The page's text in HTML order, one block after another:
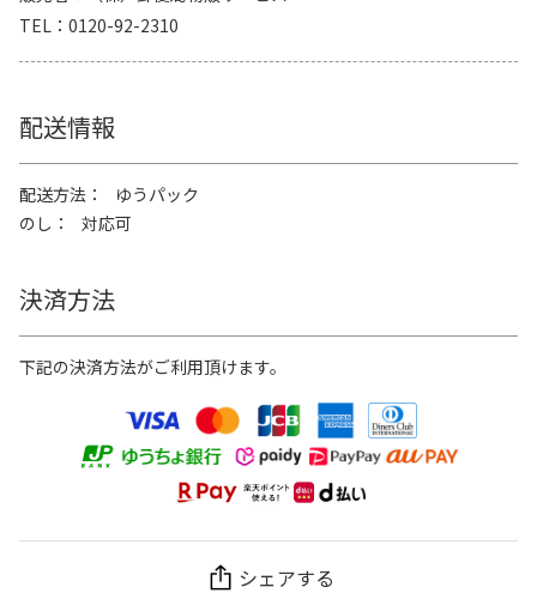
TEL
0120-92-2310
配送情報
配送方法
ゆうパック
のし
対応可
決済方法
下記の決済方法がご利用頂けます。
シェアする